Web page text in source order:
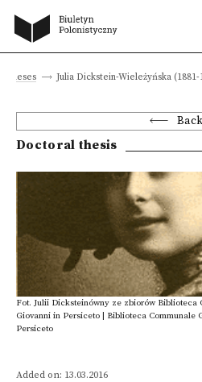
theses Julia Dickstein-Wieleżyńska
Back
Doctoral thesis
Fot. Julii Dicksteinówny ze zbiorów Biblioteca
Giovanni in Persiceto | Biblioteca Communale
Persiceto
Added on: 13.03.2016